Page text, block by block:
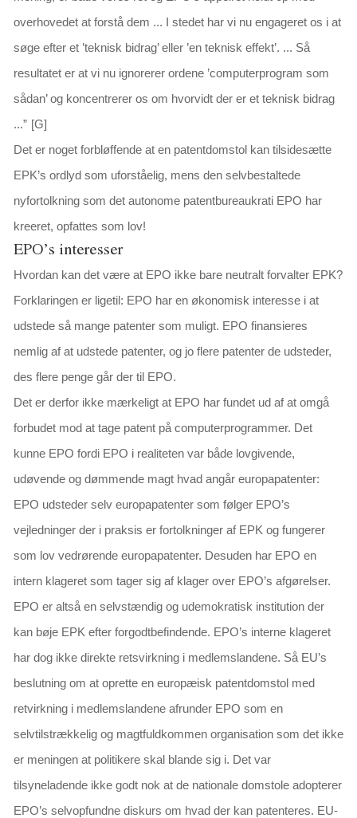
overhovedet at forstå dem ... I stedet har vi nu engageret os i at
søge efter et ’teknisk bidrag’ eller ’en teknisk effekt’. ... Så
resultatet er at vi nu ignorerer ordene ’computerprogram som
sådan’ og koncentrerer os om hvorvidt der er et teknisk bidrag
...” [G]
Det er noget forbløffende at en patentdomstol kan tilsidesætte
EPK’s ordlyd som uforståelig, mens den selvbestaltede
nyfortolkning som det autonome patentbureaukrati EPO har
kreeret, opfattes som lov!
EPO’s interesser
Hvordan kan det være at EPO ikke bare neutralt forvalter EPK?
Forklaringen er ligetil: EPO har en økonomisk interesse i at
udstede så mange patenter som muligt. EPO finansieres
nemlig af at udstede patenter, og jo flere patenter de udsteder,
des flere penge går der til EPO.
Det er derfor ikke mærkeligt at EPO har fundet ud af at omgå
forbudet mod at tage patent på computerprogrammer. Det
kunne EPO fordi EPO i realiteten var både lovgivende,
udøvende og dømmende magt hvad angår europapatenter:
EPO udsteder selv europapatenter som følger EPO’s
vejledninger der i praksis er fortolkninger af EPK og fungerer
som lov vedrørende europapatenter. Desuden har EPO en
intern klageret som tager sig af klager over EPO’s afgørelser.
EPO er altså en selvstændig og udemokratisk institution der
kan bøje EPK efter forgodtbefindende. EPO’s interne klageret
har dog ikke direkte retsvirkning i medlemslandene. Så EU’s
beslutning om at oprette en europæisk patentdomstol med
retvirkning i medlemslandene afrunder EPO som en
selvtilstrækkelig og magtfuldkommen organisation som det ikke
er meningen at politikere skal blande sig i. Det var
tilsyneladende ikke godt nok at de nationale domstole adopterer
EPO’s selvopfundne diskurs om hvad der kan patenteres. EU-